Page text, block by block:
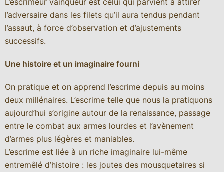
L’escrimeur vainqueur est celui qui parvient à attirer
l’adversaire dans les filets qu’il aura tendus pendant
l’assaut, à force d’observation et d’ajustements
successifs.
Une histoire et un imaginaire fourni
On pratique et on apprend l’escrime depuis au moins
deux millénaires. L’escrime telle que nous la pratiquons
aujourd’hui s’origine autour de la renaissance, passage
entre le combat aux armes lourdes et l’avènement
d’armes plus légères et maniables.
L’escrime est liée à un riche imaginaire lui-même
entremêlé d’histoire : les joutes des mousquetaires si